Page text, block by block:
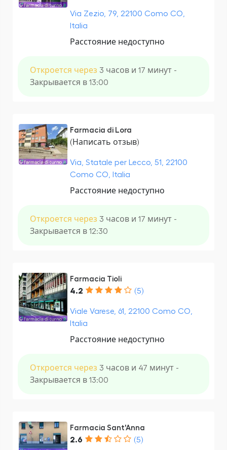
Via Zezio, 79, 22100 Como CO,
Italia
Расстояние недоступно
Откроется через 3 часов и 17 минут -
Закрывается в 13:00
Farmacia di Lora
(Написать отзыв)
Via, Statale per Lecco, 51, 22100
Como CO, Italia
Расстояние недоступно
Откроется через 3 часов и 17 минут -
Закрывается в 12:30
Farmacia Tioli
4.2 (5)
Viale Varese, 61, 22100 Como CO,
Italia
Расстояние недоступно
Откроется через 3 часов и 47 минут -
Закрывается в 13:00
Farmacia Sant'Anna
2.6 (5)